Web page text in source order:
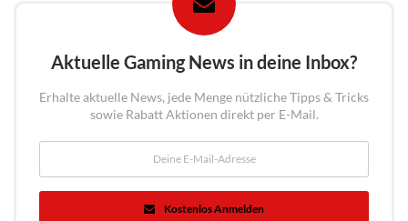
Aktuelle Gaming News in deine Inbox?
Erhalte aktuelle News, jede Menge nützliche Tipps & Tricks
sowie Rabatt Aktionen direkt per E-Mail.
Kostenlos Anmelden